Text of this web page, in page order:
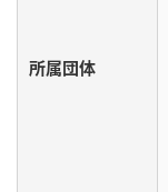
所属団体